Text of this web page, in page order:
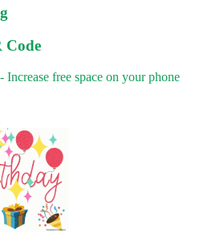
Code
Increase free space on your phone